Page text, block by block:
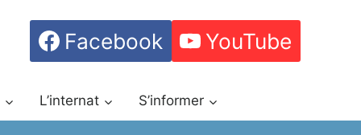
Facebook YouTube
L’internat S’informer